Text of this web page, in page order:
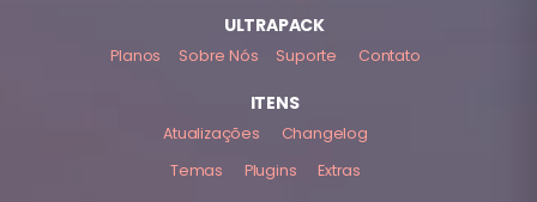
ULTRAPACK
Planos Sobre Nós Suporte Contato
ITENS
Atualizações
Changelog
Temas
Plugins Extras